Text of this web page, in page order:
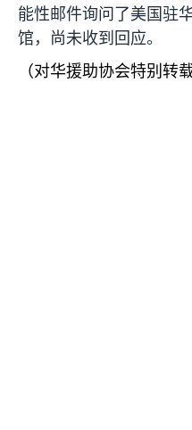
能性邮件询问了美国驻
馆，尚未收到回应。
（对华援助协会特别转